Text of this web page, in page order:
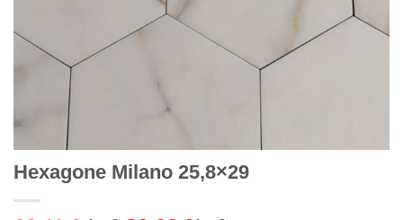
Hexagone Milano 25,8×29